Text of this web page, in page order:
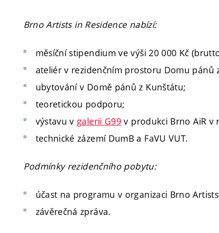
Brno Artists in Residence nabízí:
měsíční stipendium ve výši 20 000 Kč
ateliér v rezidenčním prostoru Domu pánů
ubytování v Domě pánů z Kunštátu;
teoretickou podporu;
výstavu v galerii G99 v produkci Brno AiR v
technické zázemí DumB a FaVU VUT.
Podmínky rezidenčního pobytu:
účast na programu v organizaci Brno
závěrečná zpráva.